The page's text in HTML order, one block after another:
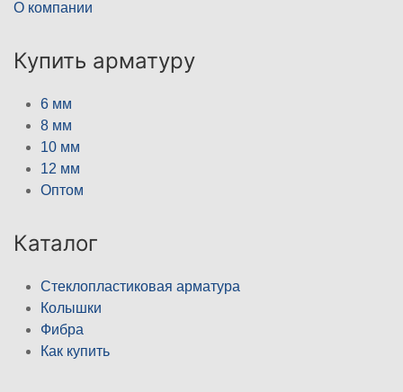
О компании
Купить арматуру
6 мм
8 мм
10 мм
12 мм
Оптом
Каталог
Стеклопластиковая арматура
Колышки
Фибра
Как купить